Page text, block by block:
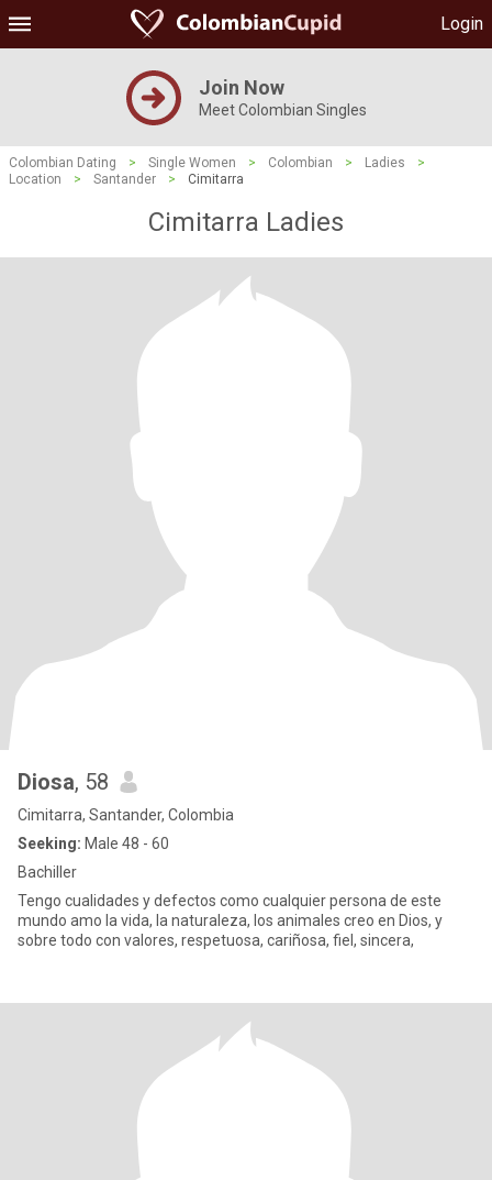
Login
Join Now
Meet Colombian Singles
Colombian Dating > Single Women > Colombian > Ladies
>
Location
> Santander > Cimitarra
Cimitarra Ladies
Diosa, 58
Cimitarra, Santander, Colombia
Seeking: Male 48 - 60
Bachiller
Tengo cualidades y defectos como cualquier persona de este
mundo amo la vida, la naturaleza, los animales creo en Dios, y
sobre todo con valores, respetuosa, cariñosa, fiel, sincera,